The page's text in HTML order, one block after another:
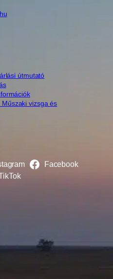
útmutató
vizsga és
Facebook